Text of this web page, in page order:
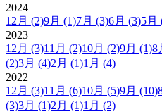
2024
12月 (2)9月 (1)7月 (3)6月 (3)5月
2023
12月 (3)11月 (2)10月 (2)9月 (1)8
(2)3月 (4)2月 (1)1月 (4)
2022
12月 (3)11月 (6)10月 (5)9月 (10)
(3)3月 (1)2月 (1)1月 (2)